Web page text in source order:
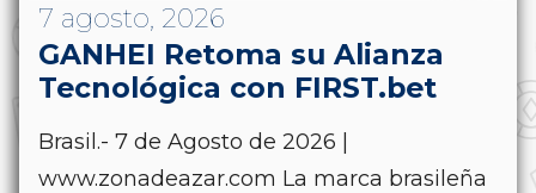
7 agosto, 2026
GANHEI Retoma su Alianza
Tecnológica con FIRST.bet
Brasil.- 7 de Agosto de 2026 |
www.zonadeazar.com La marca brasileña